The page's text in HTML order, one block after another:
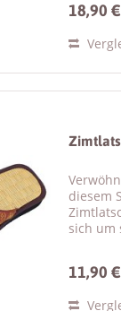
der
18,90
diesem
sich um
11,90